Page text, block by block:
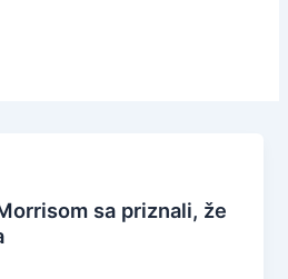
sa priznali, že